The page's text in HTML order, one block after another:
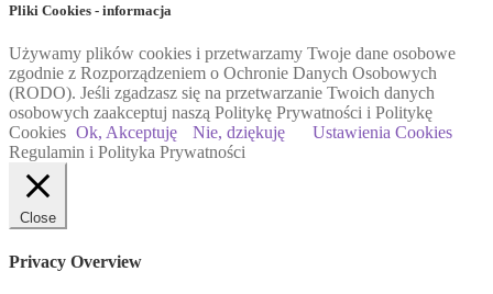
Pliki Cookies - informacja
Używamy plików cookies i przetwarzamy Twoje dane osobowe
zgodnie z Rozporządzeniem o Ochronie Danych Osobowych
(RODO). Jeśli zgadzasz się na przetwarzanie Twoich danych
osobowych zaakceptuj naszą Politykę Prywatności i Politykę
Cookies Ok, Akceptuję Nie, dziękuję
Ustawienia Cookies
Regulamin i Polityka Prywatności
Close
Privacy Overview